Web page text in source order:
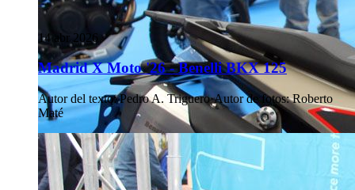
14 abr 2026
Madrid X Moto '26 - Benelli BKX 125
Autor del texto: Pedro A. Triguero·Autor de fotos: Roberto
Maté